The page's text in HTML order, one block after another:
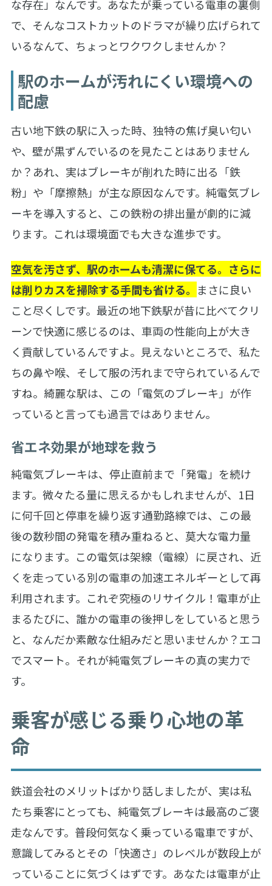
な存在」なんです。あなたが乗っている電車の裏側
で、そんなコストカットのドラマが繰り広げられて
いるなんて、ちょっとワクワクしませんか？
駅のホームが汚れにくい環境への
配慮
古い地下鉄の駅に入った時、独特の焦げ臭い匂い
や、壁が黒ずんでいるのを見たことはありません
か？あれ、実はブレーキが削れた時に出る「鉄
粉」や「摩擦熱」が主な原因なんです。純電気ブレ
ーキを導入すると、この鉄粉の排出量が劇的に減
ります。これは環境面でも大きな進歩です。
空気を汚さず、駅のホームも清潔に保てる。さらに
は削りカスを掃除する手間も省ける。 まさに良い
こと尽くしです。最近の地下鉄駅が昔に比べてクリ
ーンで快適に感じるのは、車両の性能向上が大き
く貢献しているんですよ。見えないところで、私た
ちの鼻や喉、そして服の汚れまで守られているんで
すね。綺麗な駅は、この「電気のブレーキ」が作
っていると言っても過言ではありません。
省エネ効果が地球を救う
純電気ブレーキは、停止直前まで「発電」を続け
ます。微々たる量に思えるかもしれませんが、1日
に何千回と停車を繰り返す通勤路線では、この最
後の数秒間の発電を積み重ねると、莫大な電力量
になります。この電気は架線（電線）に戻され、近
くを走っている別の電車の加速エネルギーとして再
利用されます。これぞ究極のリサイクル！電車が止
まるたびに、誰かの電車の後押しをしていると思う
と、なんだか素敵な仕組みだと思いませんか？エコ
でスマート。それが純電気ブレーキの真の実力で
す。
乗客が感じる乗り心地の革
命
鉄道会社のメリットばかり話しましたが、実は私
たち乗客にとっても、純電気ブレーキは最高のご褒
走なんです。普段何気なく乗っている電車ですが、
意識してみるとその「快適さ」のレベルが数段上が
っていることに気づくはずです。あなたは電車が止